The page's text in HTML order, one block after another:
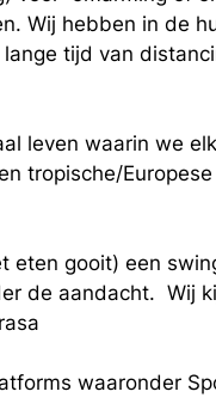
Wij hebben in de
tijd van
leven waarin we
tropische/
eten gooit) een
de aandacht. Wij
waaronder